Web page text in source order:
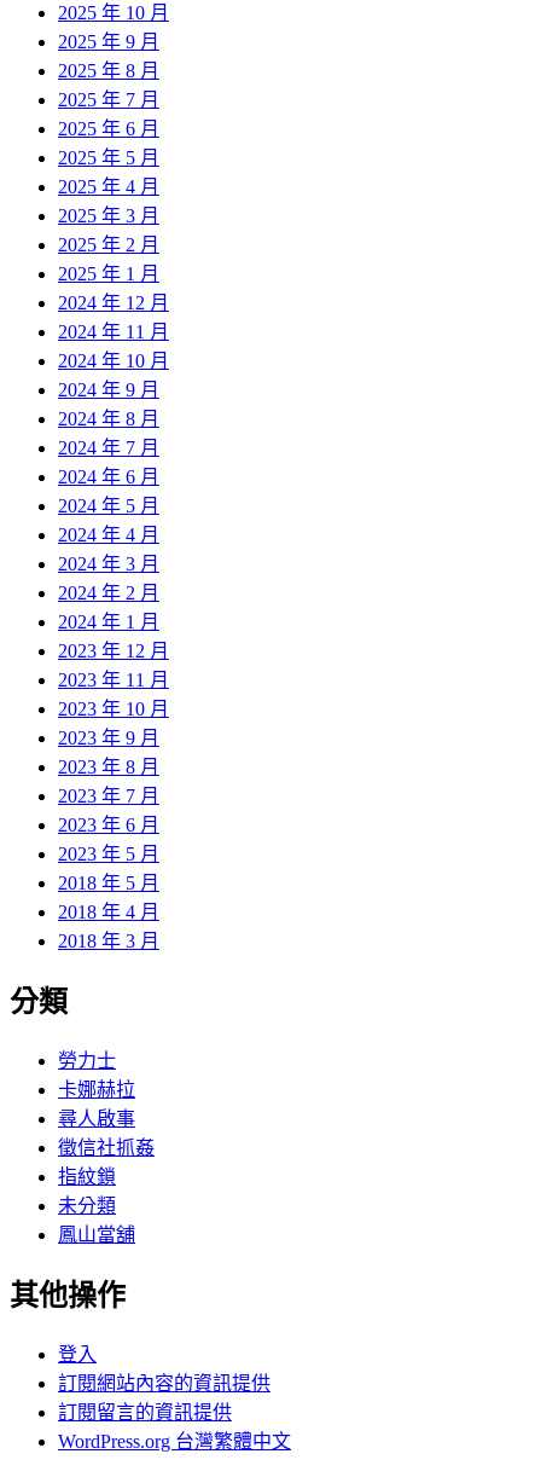
2025 年 10 月
2025 年 9 月
2025 年 8 月
2025 年 7 月
2025 年 6 月
2025 年 5 月
2025 年 4 月
2025 年 3 月
2025 年 2 月
2025 年 1 月
2024 年 12 月
2024 年 11 月
2024 年 10 月
2024 年 9 月
2024 年 8 月
2024 年 7 月
2024 年 6 月
2024 年 5 月
2024 年 4 月
2024 年 3 月
2024 年 2 月
2024 年 1 月
2023 年 12 月
2023 年 11 月
2023 年 10 月
2023 年 9 月
2023 年 8 月
2023 年 7 月
2023 年 6 月
2023 年 5 月
2018 年 5 月
2018 年 4 月
2018 年 3 月
分類
勞力士
卡娜赫拉
尋人啟事
徵信社抓姦
指紋鎖
未分類
鳳山當舖
其他操作
登入
訂閱網站內容的資訊提供
訂閱留言的資訊提供
WordPress.org 台灣繁體中文